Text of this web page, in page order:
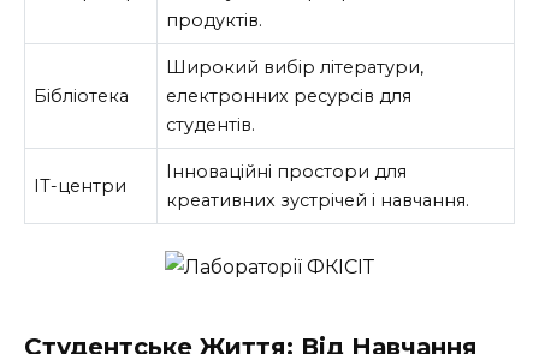
продуктів.
Бібліотека
Широкий вибір літератури,
електронних ресурсів для
студентів.
IT-центри
Інноваційні простори для
креативних зустрічей і навчання.
Студентське Життя: Від Навчання